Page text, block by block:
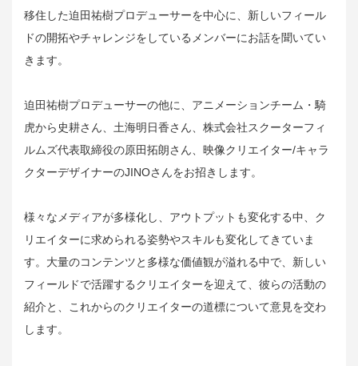
移住した迫田祐樹プロデューサーを中心に、新しいフィール
ドの開拓やチャレンジをしているメンバーにお話を聞いてい
きます。
迫田祐樹プロデューサーの他に、アニメーションチーム・騎
虎から史耕さん、土海明日香さん、株式会社スクーターフィ
ルムズ代表取締役の原田拓朗さん、映像クリエイター/キャラ
クターデザイナーのJINOさんをお招きします。
様々なメディアが多様化し、アウトプットも変化する中、ク
リエイターに求められる姿勢やスキルも変化してきていま
す。大量のコンテンツと多様な価値観が溢れる中で、新しい
フィールドで活躍するクリエイターを迎えて、彼らの活動の
紹介と、これからのクリエイターの道標について意見を交わ
します。